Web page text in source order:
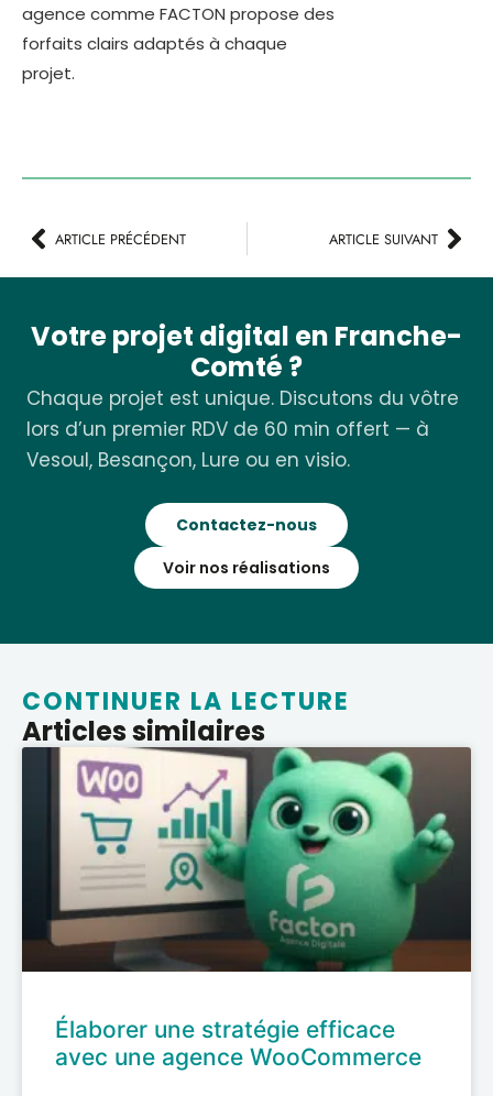
agence comme FACTON propose des
forfaits clairs adaptés à chaque
projet.
ARTICLE PRÉCÉDENT ARTICLE SUIVANT
Votre projet digital en Franche-
Comté ?
Chaque projet est unique. Discutons du vôtre
lors d’un premier RDV de 60 min offert — à
Vesoul, Besançon, Lure ou en visio.
Contactez-nous
Voir nos réalisations
CONTINUER LA LECTURE
Articles similaires
Élaborer une stratégie efficace
avec une agence WooCommerce